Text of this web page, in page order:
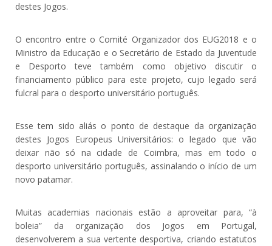
destes Jogos.
O encontro entre o Comité Organizador dos EUG2018 e o
Ministro da Educação e o Secretário de Estado da Juventude
e Desporto teve também como objetivo discutir o
financiamento público para este projeto, cujo legado será
fulcral para o desporto universitário português.
Esse tem sido aliás o ponto de destaque da organização
destes Jogos Europeus Universitários: o legado que vão
deixar não só na cidade de Coimbra, mas em todo o
desporto universitário português, assinalando o início de um
novo patamar.
Muitas academias nacionais estão a aproveitar para, “à
boleia” da organização dos Jogos em Portugal,
desenvolverem a sua vertente desportiva, criando estatutos